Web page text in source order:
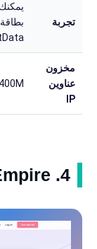
تجربة
مخزون
عناوين
IP
400M+
4. ProxyEmpire